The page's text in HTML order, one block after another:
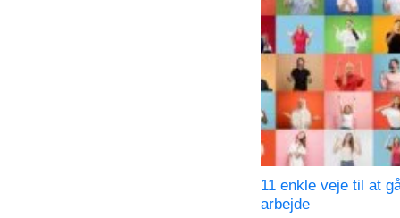
11 enkle veje til at
arbejde